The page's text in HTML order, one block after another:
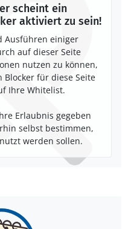
scheint ein
aktiviert zu sein!
Ausführen einiger
auf dieser Seite
nutzen zu können,
für diese Seite
Ihre Whitelist.
Erlaubnis gegeben
selbst bestimmen,
werden sollen.